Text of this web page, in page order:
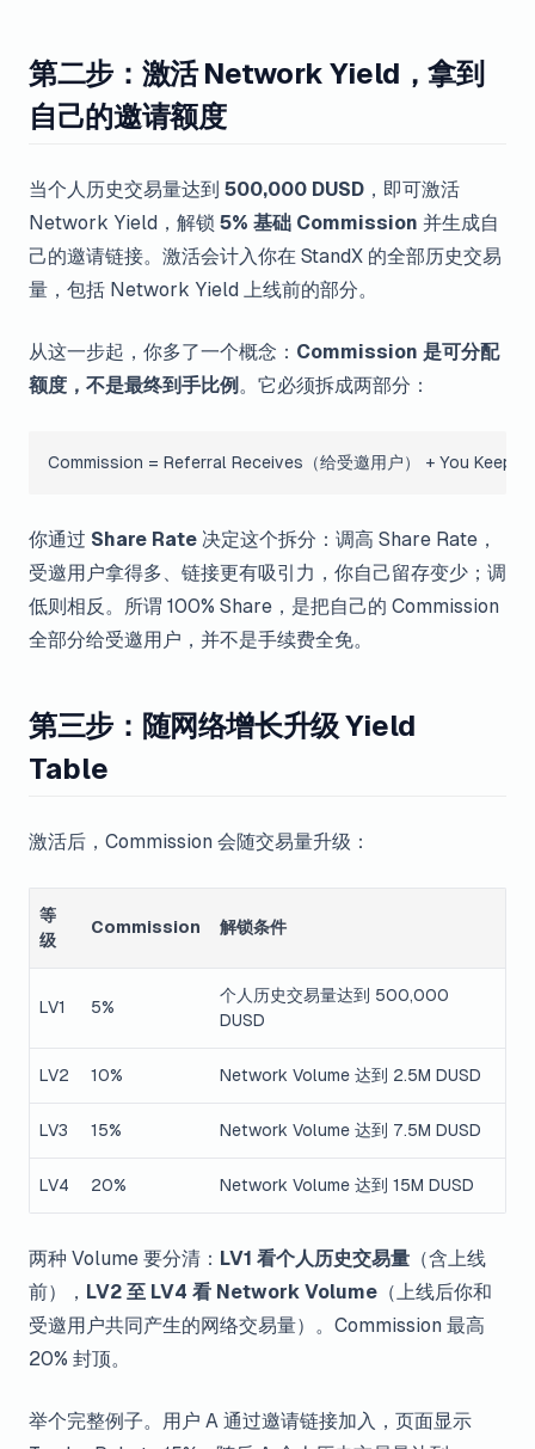
第二步：激活 Network Yield，拿到
自己的邀请额度
当个人历史交易量达到 500,000 DUSD ，即可激活
Network Yield，解锁 5% 基础 Commission 并生成自
己的邀请链接。激活会计入你在 StandX 的全部历史交易
量，包括 Network Yield 上线前的部分。
从这一步起，你多了一个概念： Commission 是可分配
额度，不是最终到手比例 。它必须拆成两部分：
Commission = Referral Receives（给受邀用户） + You Keep（
你通过 Share Rate 决定这个拆分：调高 Share Rate，
受邀用户拿得多、链接更有吸引力，你自己留存变少；调
低则相反。所谓 100% Share，是把自己的 Commission
全部分给受邀用户，并不是手续费全免。
第三步：随网络增长升级 Yield
Table
激活后，Commission 会随交易量升级：
等
级
Commission 解锁条件
LV1 5%
个人历史交易量达到 500,000
DUSD
LV2 10% Network Volume 达到 2.5M DUSD
LV3 15% Network Volume 达到 7.5M DUSD
LV4 20% Network Volume 达到 15M DUSD
两种 Volume 要分清： LV1 看个人历史交易量 （含上线
前）， LV2 至 LV4 看 Network Volume （上线后你和
受邀用户共同产生的网络交易量）。Commission 最高
20% 封顶。
举个完整例子。用户 A 通过邀请链接加入，页面显示